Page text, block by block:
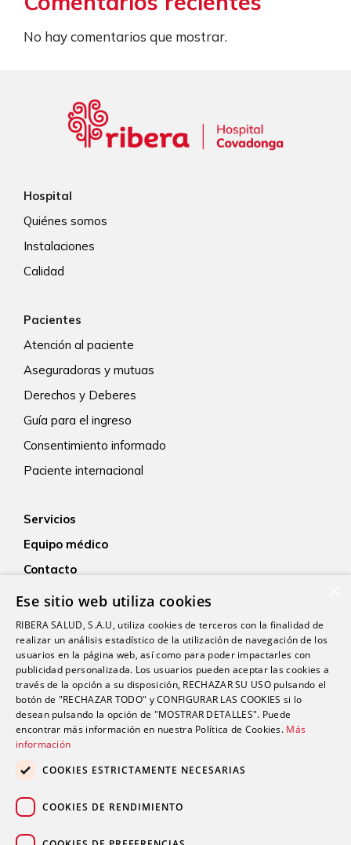
No hay comentarios que mostrar.
Hospital
Quiénes somos
Instalaciones
Calidad
Pacientes
Atención al paciente
Aseguradoras y mutuas
Derechos y Deberes
Guía para el ingreso
Consentimiento informado
Paciente internacional
Servicios
Equipo médico
Contacto
Empleo
Actualidad
Ese sitio web utiliza cookies
RIBERA SALUD, S.A.U, utiliza cookies de terceros con la finalidad de
realizar un análisis estadístico de la utilización de navegación de los
usuarios en la página web, así como para poder impactarles con
publicidad personalizada. Los usuarios pueden aceptar las cookies a
través de la opción a su disposición, RECHAZAR SU USO pulsando el
botón de "RECHAZAR TODO" y CONFIGURAR LAS COOKIES si lo
desean pulsando la opción de "MOSTRAR DETALLES". Puede
encontrar más información en nuestra Política de Cookies. Más
información
COOKIES ESTRICTAMENTE NECESARIAS
COOKIES DE RENDIMIENTO